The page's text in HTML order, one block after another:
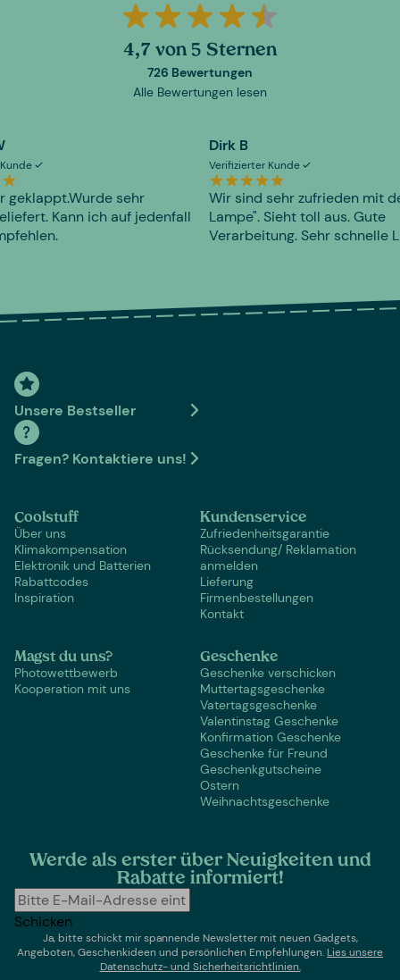
4,7 von 5 Sternen
726 Bewertungen
Alle Bewertungen lesen
geklappt.Wurde sehr
Kann ich auf jedenfall
Dirk B
Verifizierter Kunde
Wir sind sehr zufrieden mit
Lampe". Sieht toll aus. Gute
Verarbeitung. Sehr schnelle
Unsere Bestseller
Fragen? Kontaktiere uns!
Coolstuff
Über uns
Klimakompensation
Elektronik und Batterien
Rabattcodes
Inspiration
Kundenservice
Zufriedenheitsgarantie
Rücksendung/ Reklamation
anmelden
Lieferung
Firmenbestellungen
Kontakt
Magst du uns?
Photowettbewerb
Kooperation mit uns
Geschenke
Geschenke verschicken
Muttertagsgeschenke
Vatertagsgeschenke
Valentinstag Geschenke
Konfirmation Geschenke
Geschenke für Freund
Geschenkgutscheine
Ostern
Weihnachtsgeschenke
Werde als erster über Neuigkeiten und
Rabatte informiert!
Schicken
Ja, bitte schickt mir spannende Newsletter mit neuen Gadgets,
Angeboten, Geschenkideen und persönlichen Empfehlungen. Lies unsere
Datenschutz- und Sicherheitsrichtlinien.